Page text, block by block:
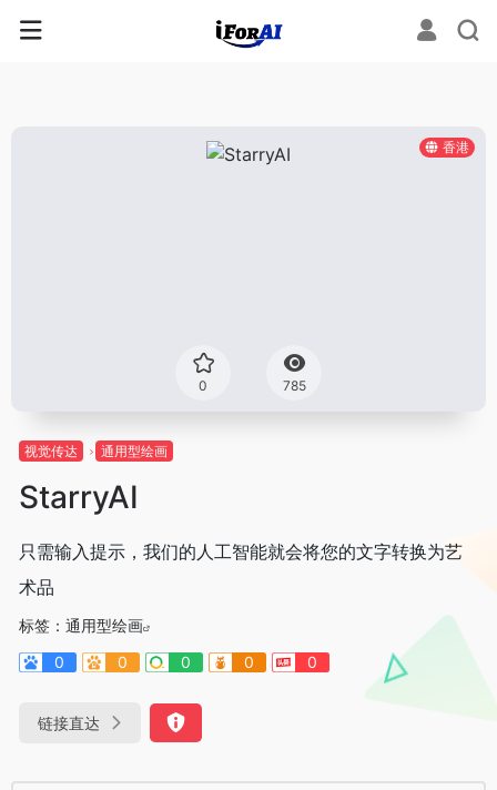
香港
0 785
视觉传达 通用型绘画
StarryAI
只需输入提示，我们的人工智能就会将您的文字转换为艺
术品
标签： 通用型绘画
0
0 0 0 0
链接直达